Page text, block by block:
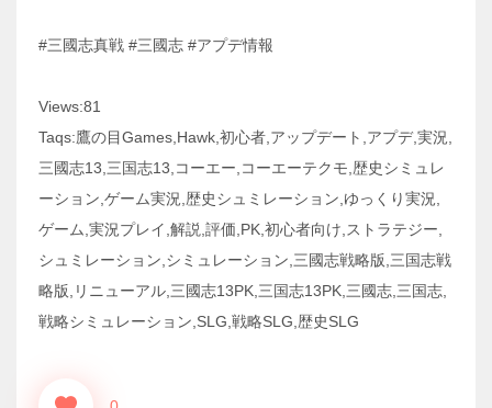
#三國志真戦 #三國志 #アプデ情報
Views:81
Taqs:鷹の目Games,Hawk,初心者,アップデート,アプデ,実況,
三國志13,三国志13,コーエー,コーエーテクモ,歴史シミュレ
ーション,ゲーム実況,歴史シュミレーション,ゆっくり実況,
ゲーム,実況プレイ,解説,評価,PK,初心者向け,ストラテジー,
シュミレーション,シミュレーション,三國志戦略版,三国志戦
略版,リニューアル,三國志13PK,三国志13PK,三國志,三国志,
戦略シミュレーション,SLG,戦略SLG,歴史SLG